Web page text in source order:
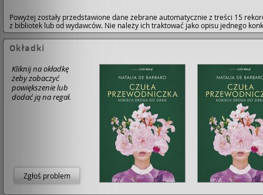
Powyżej zostały przedstawione dane zebrane automatycznie z treści 15
z bibliotek lub od wydawców. Nie należy ich traktować jako opisu jednego
Okładki
Kliknij na okładkę
żeby zobaczyć
powiększenie lub
dodać ją na regał.
Zgłoś problem